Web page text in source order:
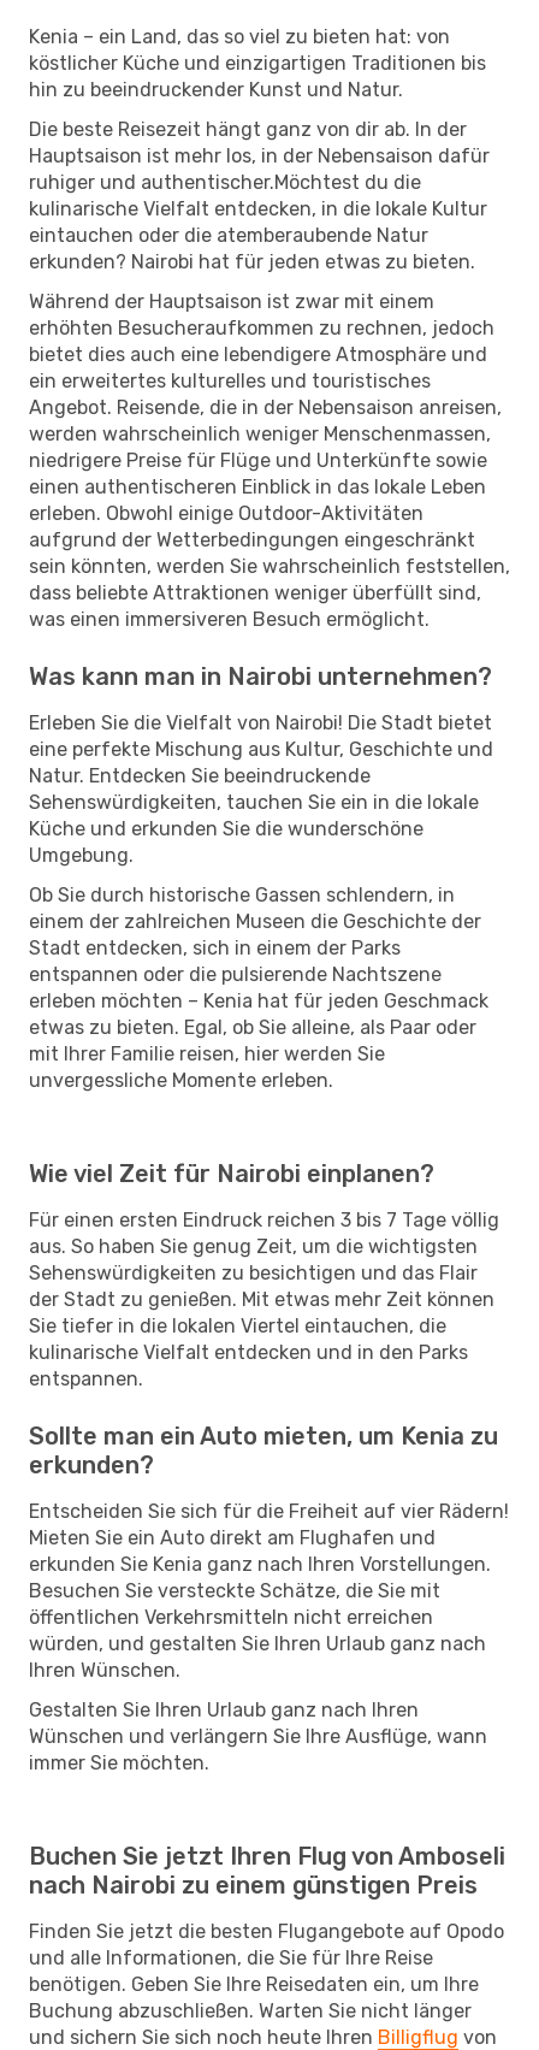
Kenia – ein Land, das so viel zu bieten hat: von
köstlicher Küche und einzigartigen Traditionen bis
hin zu beeindruckender Kunst und Natur.
Die beste Reisezeit hängt ganz von dir ab. In der
Hauptsaison ist mehr los, in der Nebensaison dafür
ruhiger und authentischer.Möchtest du die
kulinarische Vielfalt entdecken, in die lokale Kultur
eintauchen oder die atemberaubende Natur
erkunden? Nairobi hat für jeden etwas zu bieten.
Während der Hauptsaison ist zwar mit einem
erhöhten Besucheraufkommen zu rechnen, jedoch
bietet dies auch eine lebendigere Atmosphäre und
ein erweitertes kulturelles und touristisches
Angebot. Reisende, die in der Nebensaison anreisen,
werden wahrscheinlich weniger Menschenmassen,
niedrigere Preise für Flüge und Unterkünfte sowie
einen authentischeren Einblick in das lokale Leben
erleben. Obwohl einige Outdoor-Aktivitäten
aufgrund der Wetterbedingungen eingeschränkt
sein könnten, werden Sie wahrscheinlich feststellen,
dass beliebte Attraktionen weniger überfüllt sind,
was einen immersiveren Besuch ermöglicht.
Was kann man in Nairobi unternehmen?
Erleben Sie die Vielfalt von Nairobi! Die Stadt bietet
eine perfekte Mischung aus Kultur, Geschichte und
Natur. Entdecken Sie beeindruckende
Sehenswürdigkeiten, tauchen Sie ein in die lokale
Küche und erkunden Sie die wunderschöne
Umgebung.
Ob Sie durch historische Gassen schlendern, in
einem der zahlreichen Museen die Geschichte der
Stadt entdecken, sich in einem der Parks
entspannen oder die pulsierende Nachtszene
erleben möchten – Kenia hat für jeden Geschmack
etwas zu bieten. Egal, ob Sie alleine, als Paar oder
mit Ihrer Familie reisen, hier werden Sie
unvergessliche Momente erleben.
Wie viel Zeit für Nairobi einplanen?
Für einen ersten Eindruck reichen 3 bis 7 Tage völlig
aus. So haben Sie genug Zeit, um die wichtigsten
Sehenswürdigkeiten zu besichtigen und das Flair
der Stadt zu genießen. Mit etwas mehr Zeit können
Sie tiefer in die lokalen Viertel eintauchen, die
kulinarische Vielfalt entdecken und in den Parks
entspannen.
Sollte man ein Auto mieten, um Kenia zu
erkunden?
Entscheiden Sie sich für die Freiheit auf vier Rädern!
Mieten Sie ein Auto direkt am Flughafen und
erkunden Sie Kenia ganz nach Ihren Vorstellungen.
Besuchen Sie versteckte Schätze, die Sie mit
öffentlichen Verkehrsmitteln nicht erreichen
würden, und gestalten Sie Ihren Urlaub ganz nach
Ihren Wünschen.
Gestalten Sie Ihren Urlaub ganz nach Ihren
Wünschen und verlängern Sie Ihre Ausflüge, wann
immer Sie möchten.
Buchen Sie jetzt Ihren Flug von Amboseli
nach Nairobi zu einem günstigen Preis
Finden Sie jetzt die besten Flugangebote auf Opodo
und alle Informationen, die Sie für Ihre Reise
benötigen. Geben Sie Ihre Reisedaten ein, um Ihre
Buchung abzuschließen. Warten Sie nicht länger
und sichern Sie sich noch heute Ihren Billigflug von